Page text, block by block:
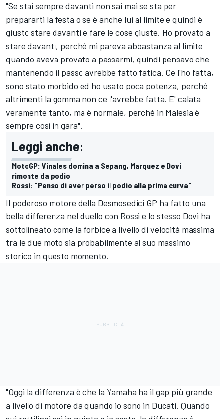
"Se stai sempre davanti non sai mai se sta per
prepararti la festa o se è anche lui al limite e quindi è
giusto stare davanti e fare le cose giuste. Ho provato a
stare davanti, perché mi pareva abbastanza al limite
quando aveva provato a passarmi, quindi pensavo che
mantenendo il passo avrebbe fatto fatica. Ce l'ho fatta,
sono stato morbido ed ho usato poca potenza, perché
altrimenti la gomma non ce l'avrebbe fatta. E' calata
veramente tanto, ma è normale, perché in Malesia è
sempre così in gara".
Leggi anche:
MotoGP: Vinales domina a Sepang, Marquez e Dovi
rimonte da podio
Rossi: "Penso di aver perso il podio alla prima curva"
Il poderoso motore della Desmosedici GP ha fatto una
bella differenza nel duello con Rossi e lo stesso Dovi ha
sottolineato come la forbice a livello di velocità massima
tra le due moto sia probabilmente al suo massimo
storico in questo momento.
"Oggi la differenza è che la Yamaha ha il gap più grande
a livello di motore da quando io sono in Ducati. Quando